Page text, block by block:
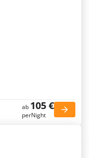
ab 105 €
perNight